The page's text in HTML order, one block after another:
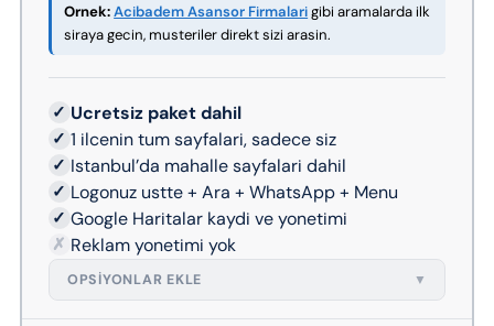
Ornek:Acibadem Asansor Firmalarigibi aramalarda ilk
siraya gecin, musteriler direkt sizi arasin.
✓ Ucretsiz paket dahil
✓ 1 ilcenin tum sayfalari, sadece siz
✓ Istanbul’da mahalle sayfalari dahil
✓ Logonuz ustte + Ara + WhatsApp + Menu
✓ Google Haritalar kaydi ve yonetimi
✗ Reklam yonetimi yok
OPSIYONLAR EKLE ▼